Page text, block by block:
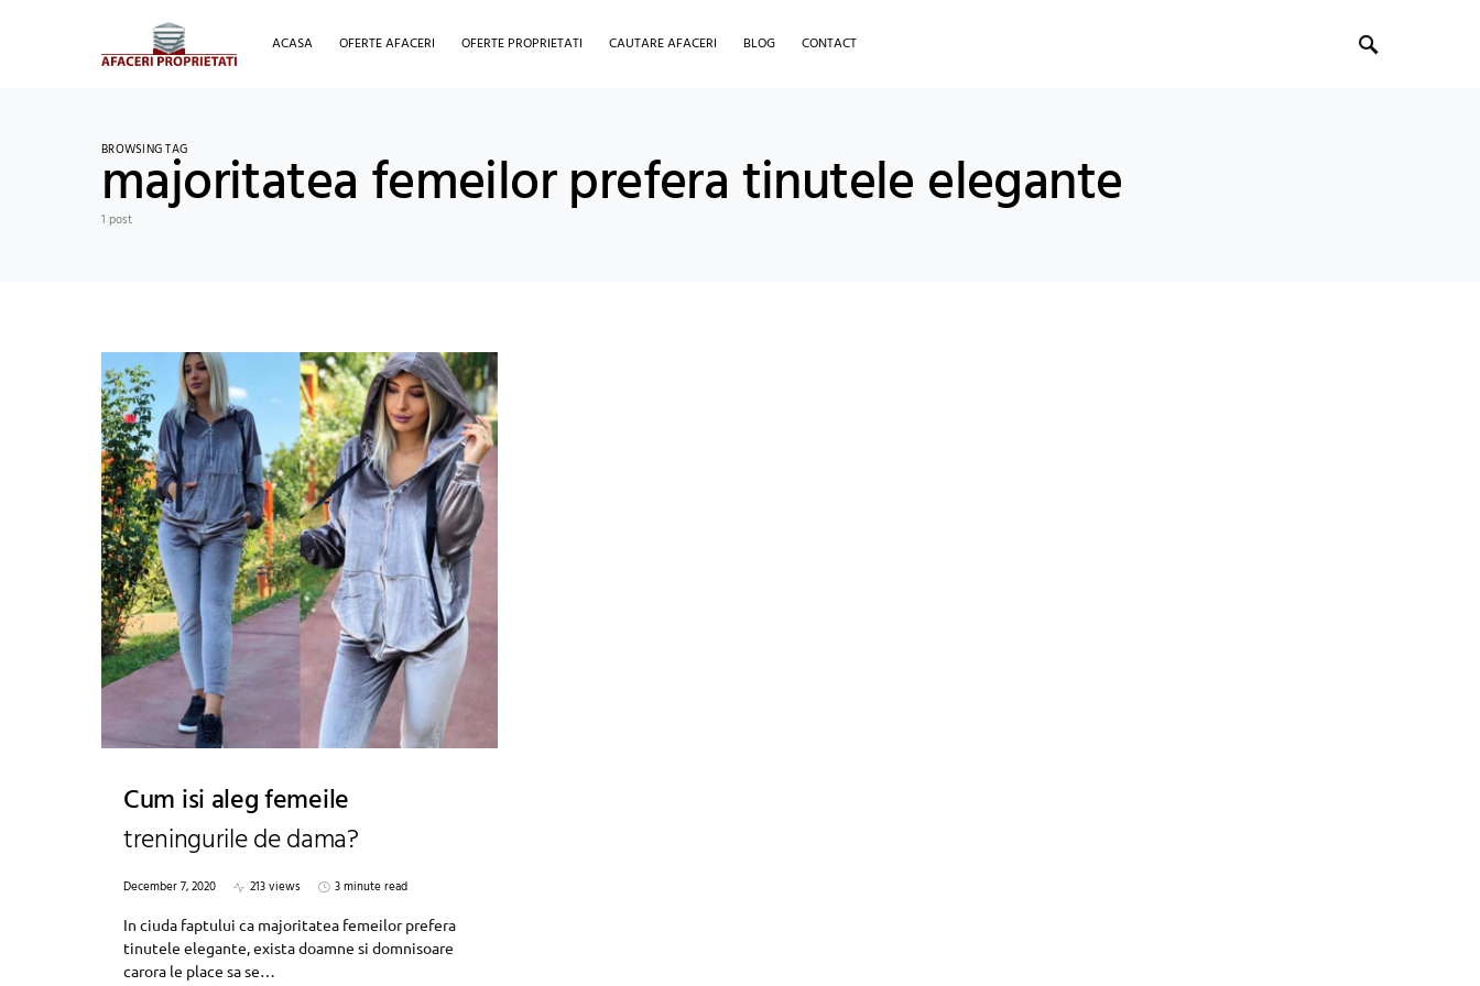
ACASA OFERTE AFACERI OFERTE PROPRIETATI CAUTARE AFACERI BLOG CONTACT
BROWSING TAG
majoritatea femeilor prefera tinutele elegante
1 post
Cum isi aleg femeile
treningurile de dama?
December 7, 2020 213 views
3 minute read
In ciuda faptului ca majoritatea femeilor prefera
tinutele elegante, exista doamne si domnisoare
carora le place sa se…